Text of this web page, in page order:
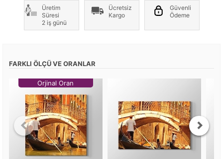
Üretim
Süresi
2 iş günü
Ücretsiz
Kargo
Güvenli
Ödeme
FARKLI ÖLÇÜ VE ORANLAR
Orjinal Oran